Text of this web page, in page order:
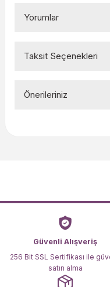
Yorumlar
Taksit Seçenekleri
Önerileriniz
Ürün açıklamasında
Ürün bilgilerinde hatalar
Bu ürüne benzer farklı
Güvenli Alışveriş
256 Bit SSL Sertifikası ile
satın alma